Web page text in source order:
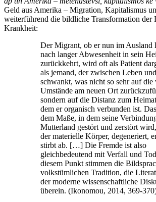
Geld aus Amerika – Migration, Kapitalismus
weiterführend die bildliche Transformation der
Krankheit:
Der Migrant, ob er nun im Ausland
nach langer Abwesenheit in sein
zurückkehrt, wird oft als Patient
als jemand, der zwischen Leben
schwankt, was nicht so sehr auf die
Umstände am neuen Ort
sondern auf die Distanz zum
dem er organisch verbunden ist.
dem Maße, in dem seine
Mutterland gestört und zerstört
der materielle Körper, degeneriert,
stirbt ab. […] Die Fremde ist also
gleichbedeutend mit Verfall und
diesem Punkt stimmen die
volkstümlichen Tradition, die
der moderne wissenschaftliche
überein. (Ikonomou, 2014, 369-